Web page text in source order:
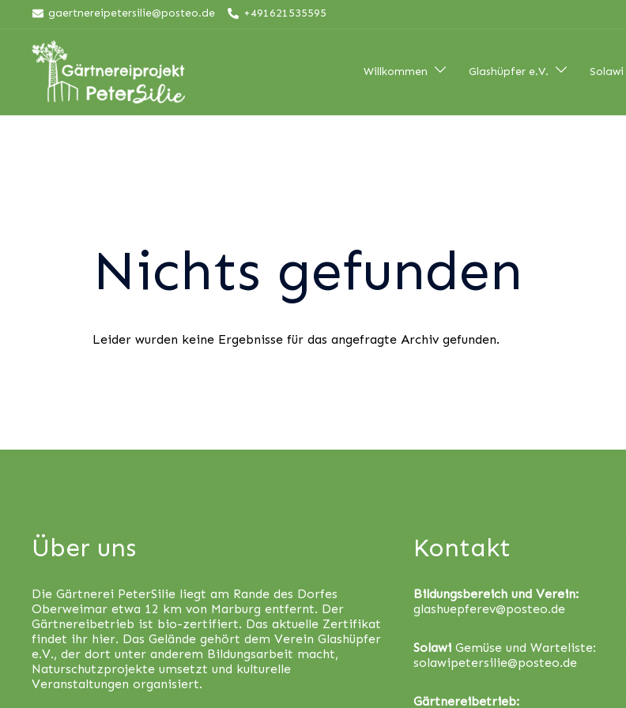
gaertnereipetersilie@posteo.de +491621535595
Willkommen Glashüpfer e.V. Solawi
Nichts gefunden
Leider wurden keine Ergebnisse für das angefragte Archiv gefunden.
Über uns
Die Gärtnerei PeterSilie liegt am Rande des Dorfes
Oberweimar etwa 12 km von Marburg entfernt. Der
Gärtnereibetrieb ist bio-zertifiert. Das aktuelle Zertifikat
findet ihr hier. Das Gelände gehört dem Verein Glashüpfer
e.V., der dort unter anderem Bildungsarbeit macht,
Naturschutzprojekte umsetzt und kulturelle
Veranstaltungen organisiert.
Kontakt
Bildungsbereich und Verein:
glashuepferev@posteo.de
Solawi Gemüse und Warteliste:
solawipetersilie@posteo.de
Gärtnereibetrieb: